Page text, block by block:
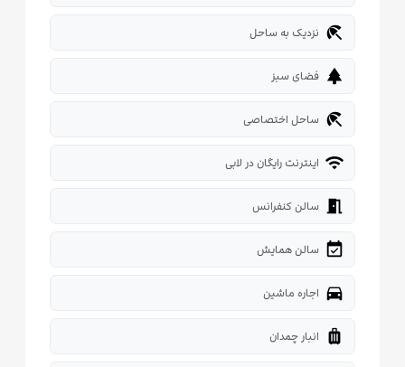
beach_access نزدیک به ساحل
park فضای سبز
beach_access ساحل اختصاصی
wifi اینترنت رایگان در لابی
meeting_room سالن کنفرانس
event_available سالن همایش
directions_car اجاره ماشین
luggage انبار چمدان